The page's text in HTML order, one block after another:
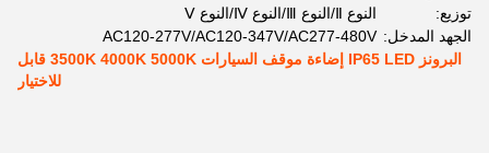
توزيع:
النوع Ⅱ/النوع Ⅲ/النوع Ⅳ/النوع Ⅴ
الجهد المدخل: AC120-277V/AC120-347V/AC277-480V
البرونز IP65 LED إضاءة موقف السيارات 3500K 4000K 5000K قابل
للاختيار